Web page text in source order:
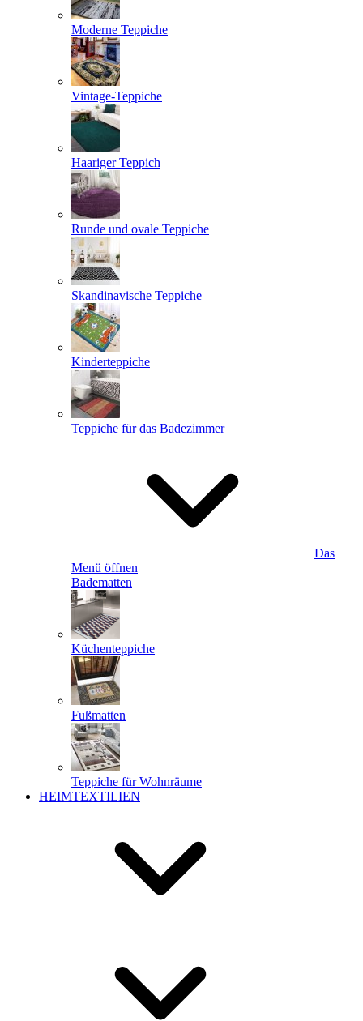
Moderne Teppiche
Vintage-Teppiche
Haariger Teppich
Runde und ovale Teppiche
Skandinavische Teppiche
Kinderteppiche
Teppiche für das Badezimmer
Das
Menü öffnen
Badematten
Küchenteppiche
Fußmatten
Teppiche für Wohnräume
HEIMTEXTILIEN